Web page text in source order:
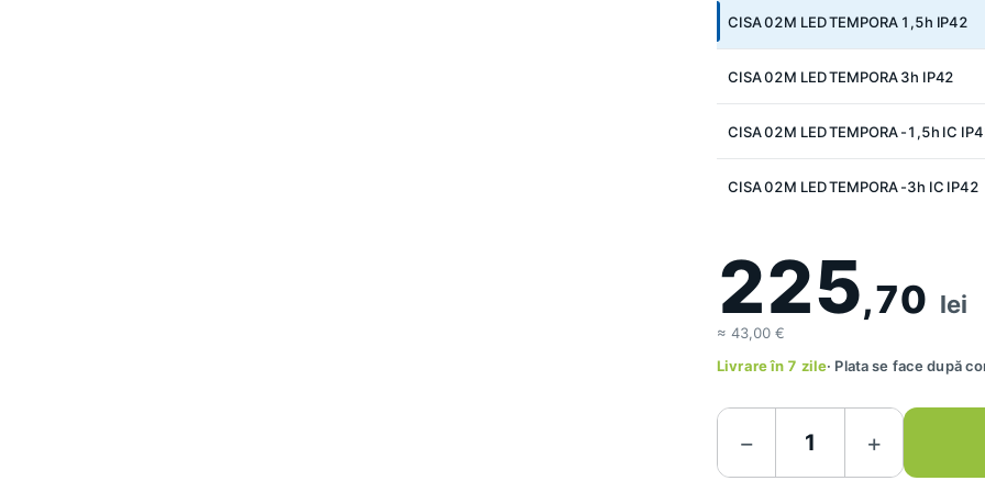
Rezistenţa la impact mecanic:
standardelor SR EN 60598-
CISA 02M LED TEMPORA 1,5h IP42
CISA 02M LED TEMPORA 3h IP42
CISA 02M LED TEMPORA -1,5h IC
CISA 02M LED TEMPORA -3h IC IP42
225,70 lei
≈ 43,00 €
Livrare în 7 zile· Plata se face după
− +